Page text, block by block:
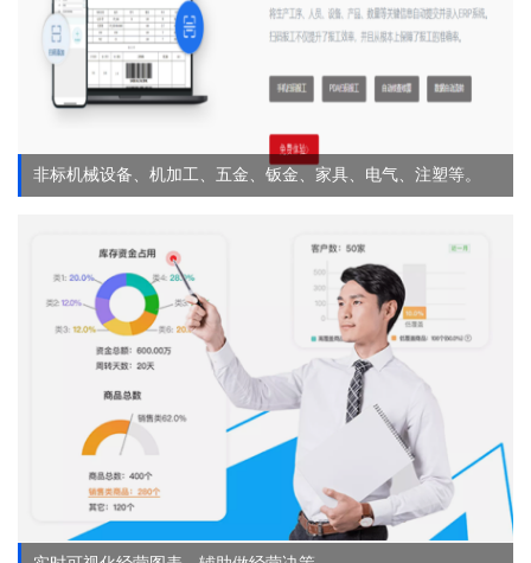
非标机械设备、机加工、五金、钣金、家具、电气、注塑等。